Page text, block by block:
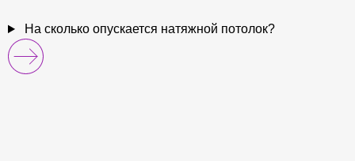
На сколько опускается натяжной потолок?